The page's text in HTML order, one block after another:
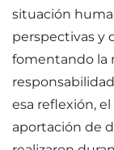
situación
perspectivas y
fomentando la
esa reflexión,
aportación de